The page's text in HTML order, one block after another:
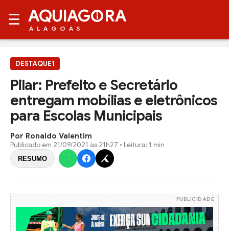
☰ AQUIAG RA
ALAGOAS
DESTAQUE1
Pilar: Prefeito e Secretário
entregam mobílias e eletrônicos
para Escolas Municipais
Por Ronaldo Valentim
Publicado em 21/09/2021 às 21h27 • Leitura: 1 min
RESUMO
PUBLICIDADE